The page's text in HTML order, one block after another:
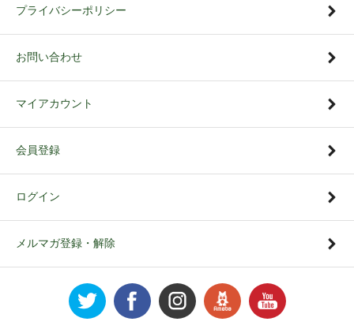
プライバシーポリシー
お問い合わせ
マイアカウント
会員登録
ログイン
メルマガ登録・解除